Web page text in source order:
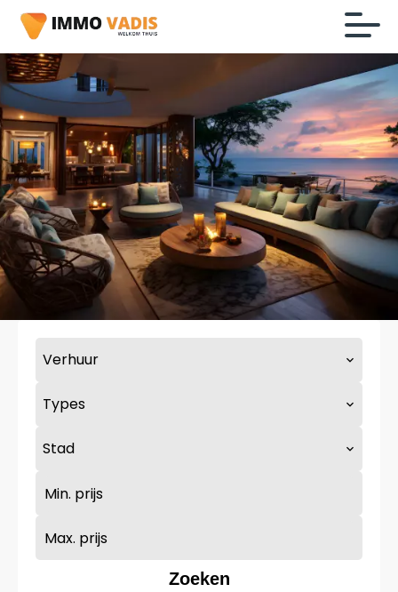
Verhuur
Types
Stad
Zoeken